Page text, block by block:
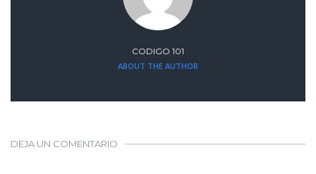
CODIGO 101
ABOUT THE AUTHOR
DEJA UN COMENTARIO